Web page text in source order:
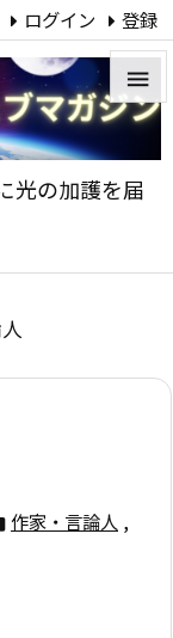
光の加護を届


メニ


次へ
ログイン 登録
作家・言論人 ,